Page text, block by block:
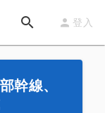
登入
幹線、